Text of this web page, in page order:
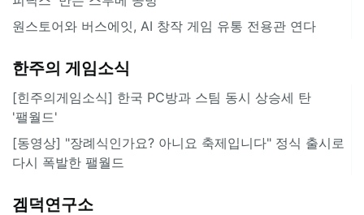
원스토어와 버스에잇, AI 창작 게임 유통 전용관 연다
한주의 게임소식
[힌주의게임소식] 한국 PC방과 스팀 동시 상승세 탄
'팰월드'
[동영상] "장례식인가요? 아니요 축제입니다" 정식 출시로
다시 폭발한 팰월드
겜덕연구소